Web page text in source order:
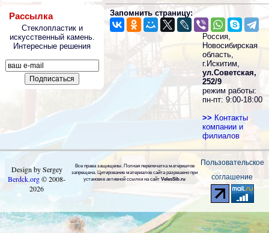
Рассылка
Стеклопластик и
искусственный камень.
Интересные решения
Запомнить страницу:
Россия,
Новосибирская
область,
г.Искитим,
ул.Советская,
252/9
режим работы:
пн-пт: 9:00-18:00
>> Контакты
компании и
филиалов
Design by Sergey
Berdck.org©2008-
2026
Все права защищены. Полная перепечатка материалов
запрещена. Цитирование материалов сайта разрешено при
установке активной ссылки на сайт VelesSib.ru
Пользовательское
соглашение